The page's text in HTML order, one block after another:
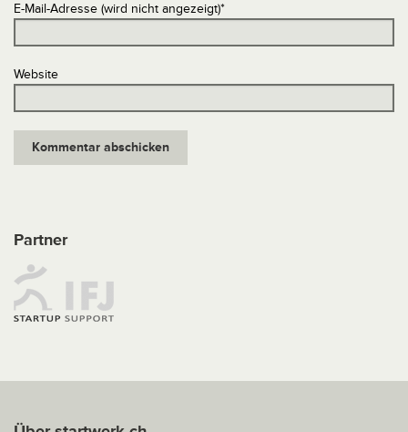
E-Mail-Adresse (wird nicht angezeigt)*
Website
Partner